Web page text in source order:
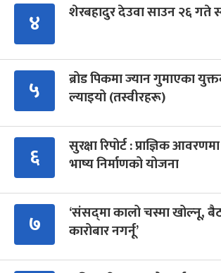
४ शेरबहादुर देउवा साउन २६ गते
५
ब्रोड पिकमा ज्यान गुमाएका
ल्याइयो (तस्वीरहरू)
६
सुरक्षा रिपोर्ट : प्राज्ञिक
भाष्य निर्माणको योजना
७
‘संसद्‍मा कालो चस्मा खोल्नू,
कारोबार नगर्नू’